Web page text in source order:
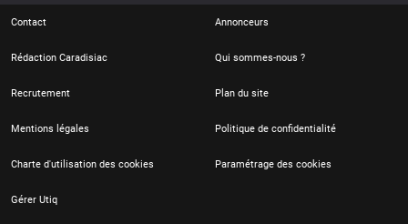
Contact Annonceurs
Rédaction Caradisiac Qui sommes-nous ?
Recrutement Plan du site
Mentions légales Politique de confidentialité
Charte d'utilisation des cookies Paramétrage des cookies
Gérer Utiq